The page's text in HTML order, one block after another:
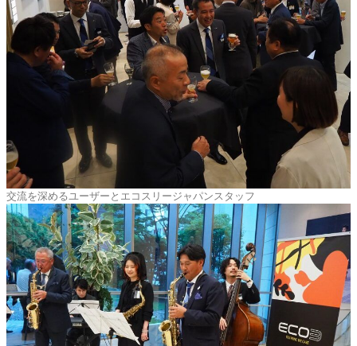
交流を深めるユーザーとエコスリージャパンスタッフ